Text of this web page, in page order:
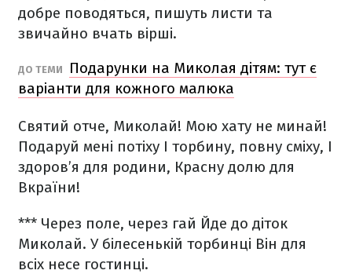
добре поводяться, пишуть листи та
звичайно вчать вірші.
ДО ТЕМИ
Подарунки на Миколая дітям: тут є
варіанти для кожного малюка
Святий отче, Миколай! Мою хату не минай!
Подаруй мені потіху І торбину, повну сміху, І
здоров’я для родини, Красну долю для
Вкраїни!
*** Через поле, через гай Йде до діток
Миколай. У білесенькій торбинці Він для
всіх несе гостинці.